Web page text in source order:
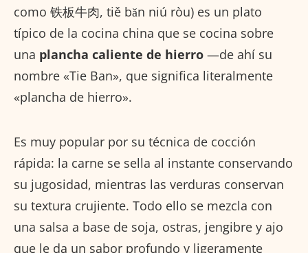
como 铁板牛肉, tiě bǎn niú ròu) es un plato
típico de la cocina china que se cocina sobre
una plancha caliente de hierro —de ahí su
nombre «Tie Ban», que significa literalmente
«plancha de hierro».
Es muy popular por su técnica de cocción
rápida: la carne se sella al instante conservando
su jugosidad, mientras las verduras conservan
su textura crujiente. Todo ello se mezcla con
una salsa a base de soja, ostras, jengibre y ajo
que le da un sabor profundo y ligeramente